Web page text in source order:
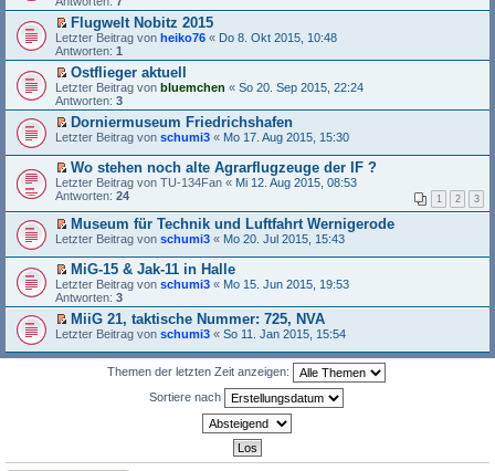
t
a
g
r
B
e
i
t
r
a
g
s
e
n
e
r
B
e
i
t
a
e
e
s
e
n
e
r
B
e
i
t
r
a
g
r
u
n
g
e
e
s
e
n
e
B
e
i
t
r
a
g
s
e
r
u
n
g
e
e
s
e
n
e
r
B
e
i
r
a
g
E
r
s
e
r
u
n
g
e
e
s
n
e
r
B
e
i
t
r
a
g
Flugwelt Nobitz 2015
Letzter Beitrag von heiko76 « Do 8. Okt 2015, 10:48
Antworten: 1
E
r
s
e
u
n
g
e
l
e
s
e
n
e
r
B
e
i
t
r
Ostflieger aktuell
Letzter Beitrag von bluemchen « So 20. Sep 2015, 22:24
Antworten: 3
E
s
e
r
u
n
g
e
s
e
n
e
B
Dorniermuseum Friedrichshafen
Letzter Beitrag von schumi3 « Mo 17. Aug 2015, 15:30
E
r
e
r
u
n
g
e
l
e
s
e
Wo stehen noch alte Agrarflugzeuge der IF ?
Letzter Beitrag von TU-134Fan « Mi 12. Aug 2015, 08:53
Antworten: 24 1 2 3
E
s
e
r
u
n
g
e
B
Museum für Technik und Luftfahrt Wernigerode
Letzter Beitrag von schumi3 « Mo 20. Jul 2015, 15:43
E
r
s
e
u
n
MiG-15 & Jak-11 in Halle
Letzter Beitrag von schumi3 « Mo 15. Jun 2015, 19:53
Antworten: 3
E
s
l
MiiG 21, taktische Nummer: 725, NVA
Letzter Beitrag von schumi3 « So 11. Jan 2015, 15:54
Themen der letzten Zeit anzeigen:
Sortiere nach